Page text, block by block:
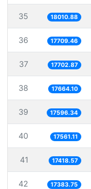
35 18010.88
36 17709.46
37 17702.87
38 17664.10
39 17596.34
40 17561.11
41 17418.57
42 17383.75